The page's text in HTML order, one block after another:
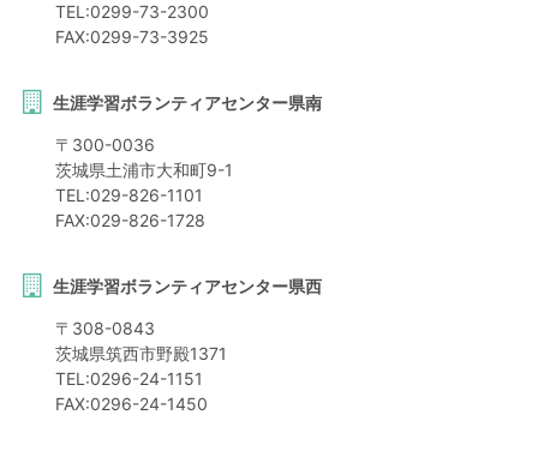
TEL:0299-73-2300
FAX:0299-73-3925
生涯学習ボランティアセンター県南
〒 300-0036
茨城県土浦市大和町9-1
TEL:029-826-1101
FAX:029-826-1728
生涯学習ボランティアセンター県西
〒 308-0843
茨城県筑西市野殿1371
TEL:0296-24-1151
FAX:0296-24-1450